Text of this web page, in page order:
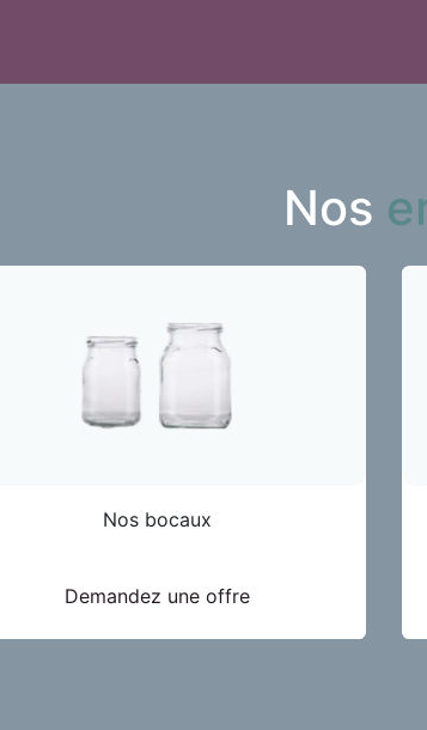
Nos
Nos bocaux
Demandez une offre